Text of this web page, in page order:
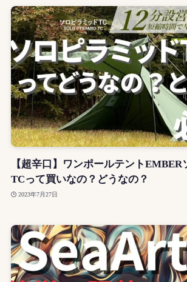
【超辛口】ワンポールテントEMBER
TCって買いなの？どうなの？
2023年7月27日